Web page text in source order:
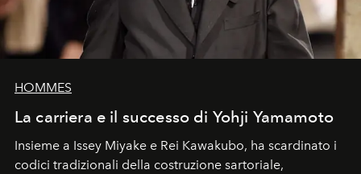
HOMMES
La carriera e il successo di Yohji Yamamoto
Insieme a Issey Miyake e Rei Kawakubo, ha scardinato i
codici tradizionali della costruzione sartoriale,